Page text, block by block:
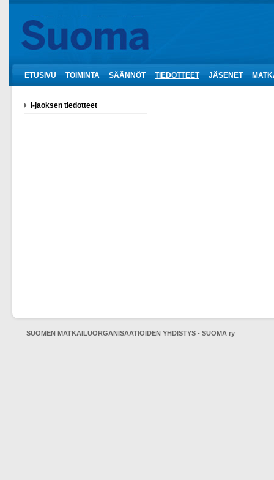
ETUSIVU TOIMINTA SÄÄNNÖT TIEDOTTEET JÄSENET
I-jaoksen tiedotteet
SUOMEN MATKAILUORGANISAATIOIDEN YHDISTYS - SUOMA ry